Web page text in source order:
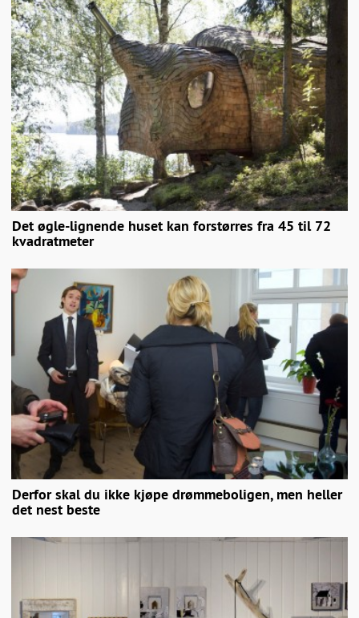
Det øgle-lignende huset kan forstørres fra 45 til 72
kvadratmeter
Derfor skal du ikke kjøpe drømmeboligen, men heller
det nest beste